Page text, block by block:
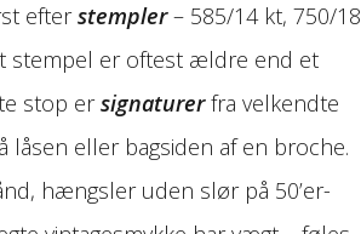
efterstempler– 585/14 kt, 750/18
stempel er oftest ældre end et
stop ersignaturerfra velkendte
låsen eller bagsiden af en broche.
hængsler uden slør på 50’er-